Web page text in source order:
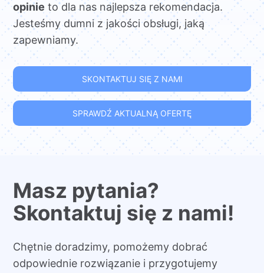
opinie to dla nas najlepsza rekomendacja.
Jesteśmy dumni z jakości obsługi, jaką
zapewniamy.
SKONTAKTUJ SIĘ Z NAMI
SPRAWDŹ AKTUALNĄ OFERTĘ
Masz pytania?
Skontaktuj się z nami!
Chętnie doradzimy, pomożemy dobrać
odpowiednie rozwiązanie i przygotujemy